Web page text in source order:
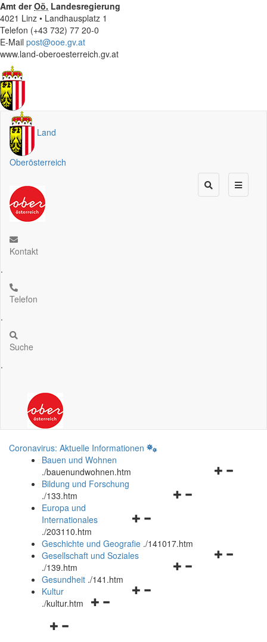
Amt derOö. Landesregierung
4021 Linz • Landhausplatz 1
Telefon (+43 732) 77 20-0
E-Mail post@ooe.gv.at
www.land-oberoesterreich.gv.at
Land
Oberösterreich
Kontakt
.
Telefon
.
Suche
.
Coronavirus: Aktuelle Informationen
Bauen und Wohnen
./bauenundwohnen.htm
Navigationsmenü
Bildung und Forschung
./133.htm
Navigationsmenü
und
schließen
Europa und
Internationales
./203110.htm
Geschichte und Geografie ./141017.htm
Navigationsmenü
Gesellschaft und Soziales
./139.htm
Navigationsmenü
Gesundheit ./141.htm
Navigationsmenü
Kultur
./kultur.htm
Navigationsmenü